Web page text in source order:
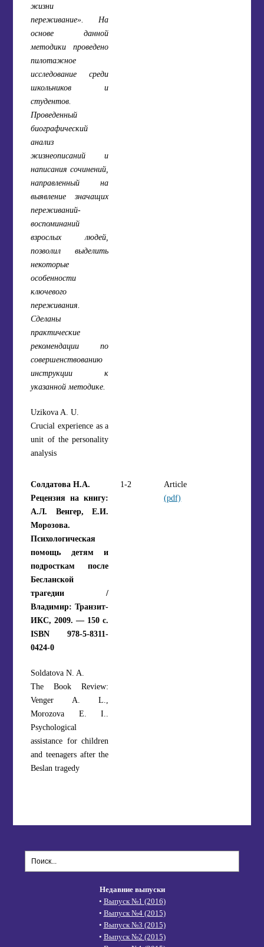
жизни
переживание». На
основе данной
методики проведено
пилотажное
исследование среди
школьников и
студентов.
Проведенный
биографический
анализ
жизнеописаний и
написания сочинений,
направленный на
выявление значащих
переживаний-
воспоминаний
взрослых людей,
позволил выделить
некоторые
особенности
ключевого
переживания.
Сделаны
практические
рекомендации по
совершенствованию
инструкции к
указанной методике.
Uzikova A. U.
Crucial experience as a
unit of the personality
analysis
Солдатова Н.А.
Рецензия на книгу:
А.Л. Венгер, Е.И.
Морозова.
Психологическая
помощь детям и
подросткам после
Бесланской
трагедии /
Владимир: Транзит-
ИКС, 2009. — 150 с.
ISBN 978-5-8311-
0424-0
Soldatova N. A.
The Book Review:
Venger A. L.,
Morozova E. I..
Psychological
assistance for children
and teenagers after the
Beslan tragedy
1-2
Article
(pdf)
Недавние выпуски
• Выпуск №1 (2016)
• Выпуск №4 (2015)
• Выпуск №3 (2015)
• Выпуск №2 (2015)